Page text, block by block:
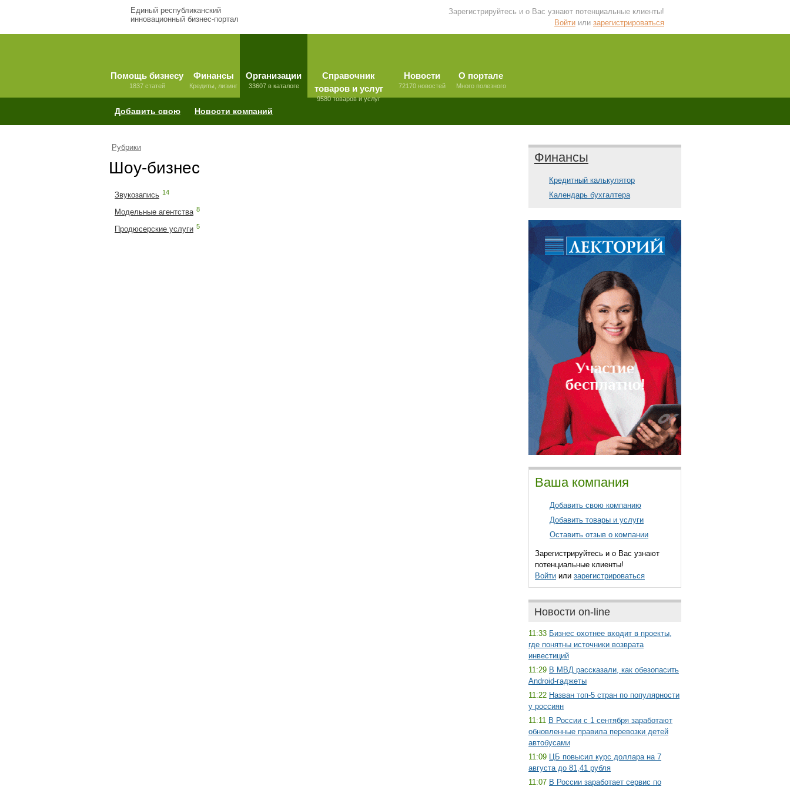
Единый республиканский
инновационный бизнес-портал
Зарегистрируйтесь и о Вас узнают потенциальные клиенты!
Войти или зарегистрироваться
Помощь бизнесу
1837 статей
Финансы
Кредиты, лизинг
Организации
33607 в каталоге
Справочник
товаров и услуг
9580 товаров и услуг
Новости
72170 новостей
О портале
Много полезного
Добавить свою Новости компаний
Рубрики
Шоу-бизнес
Звукозапись 14
Модельные агентства 8
Продюсерские услуги 5
Финансы
Кредитный калькулятор
Календарь бухгалтера
Ваша компания
Добавить свою компанию
Добавить товары и услуги
Оставить отзыв о компании
Зарегистрируйтесь и о Вас узнают
потенциальные клиенты!
Войти или зарегистрироваться
Новости on-line
11:33 Бизнес охотнее входит в проекты,
где понятны источники возврата
инвестиций
11:29 В МВД рассказали, как обезопасить
Android-гаджеты
11:22 Назван топ-5 стран по популярности
у россиян
11:11 В России с 1 сентября заработают
обновленные правила перевозки детей
автобусами
11:09 ЦБ повысил курс доллара на 7
августа до 81,41 рубля
11:07 В России заработает сервис по